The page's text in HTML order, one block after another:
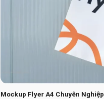
Mockup Flyer A4 Chuyên Nghiệp